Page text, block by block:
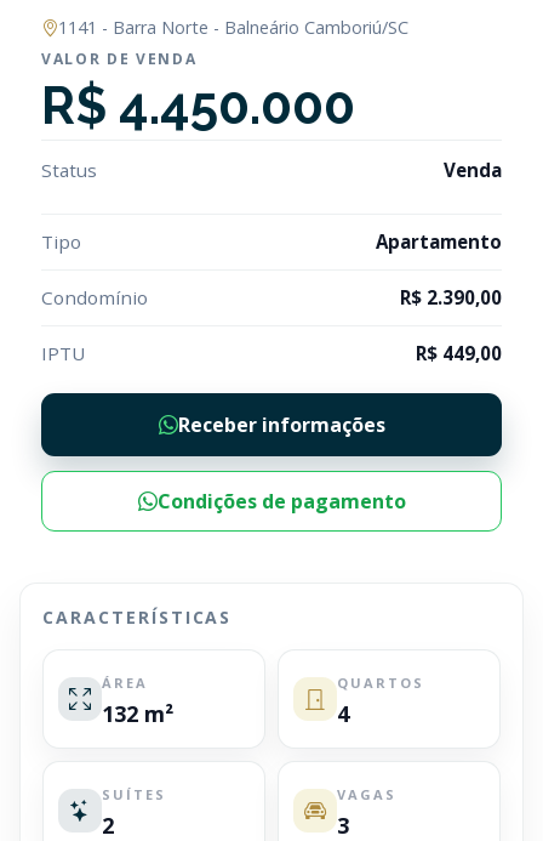
1141 - Barra Norte - Balneário Camboriú/SC
VALOR DE VENDA
R$ 4.450.000
Status Venda
Tipo Apartamento
Condomínio R$ 2.390,00
IPTU R$ 449,00
Receber informações
Condições de pagamento
CARACTERÍSTICAS
ÁREA
132 m²
QUARTOS
4
SUÍTES
2
VAGAS
3